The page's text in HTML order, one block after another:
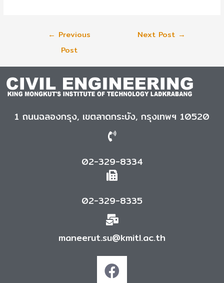
← Previous
Post
Next Post →
1 ถนนฉลองกรุง, เขตลาดกระบัง, กรุงเทพฯ 10520
02-329-8334
02-329-8335
maneerut.su@kmitl.ac.th